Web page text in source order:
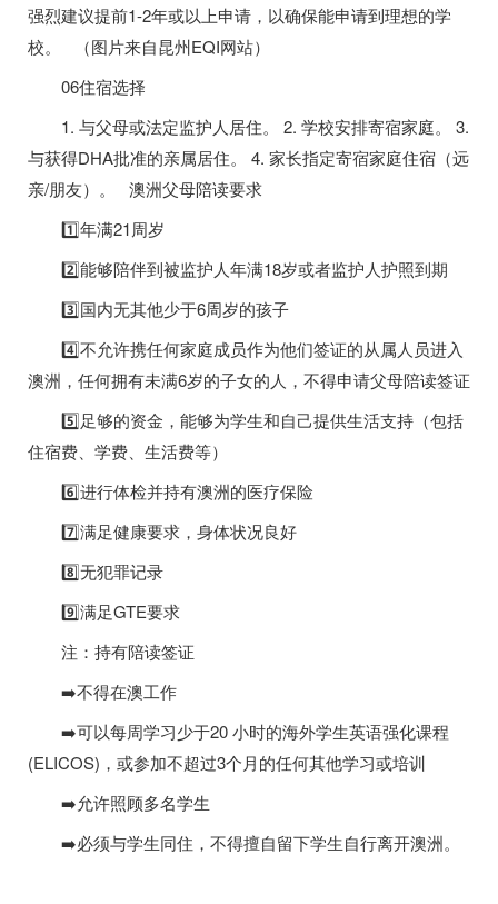
强烈建议提前1-2年或以上申请，以确保能申请到理想的学
校。 （图片来自昆州EQI网站）
06住宿选择
1. 与父母或法定监护人居住。 2. 学校安排寄宿家庭。 3.
与获得DHA批准的亲属居住。 4. 家长指定寄宿家庭住宿（远
亲/朋友）。 澳洲父母陪读要求
1️⃣年满21周岁
2️⃣能够陪伴到被监护人年满18岁或者监护人护照到期
3️⃣国内无其他少于6周岁的孩子
4️⃣不允许携任何家庭成员作为他们签证的从属人员进入
澳洲，任何拥有未满6岁的子女的人，不得申请父母陪读签证
5️⃣足够的资金，能够为学生和自己提供生活支持（包括
住宿费、学费、生活费等）
6️⃣进行体检并持有澳洲的医疗保险
7️⃣满足健康要求，身体状况良好
8️⃣无犯罪记录
9️⃣满足GTE要求
注：持有陪读签证
➡️不得在澳工作
➡️可以每周学习少于20 小时的海外学生英语强化课程
(ELICOS)，或参加不超过3个月的任何其他学习或培训
➡️允许照顾多名学生
➡️必须与学生同住，不得擅自留下学生自行离开澳洲。